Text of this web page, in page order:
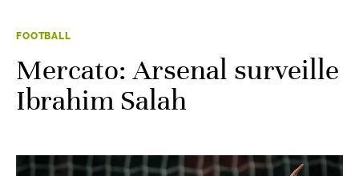
FOOTBALL
Mercato: Arsenal surveille
Ibrahim Salah